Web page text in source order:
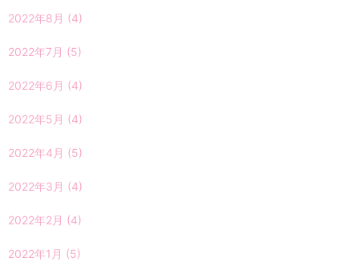
2022年8月 (4)
2022年7月 (5)
2022年6月 (4)
2022年5月 (4)
2022年4月 (5)
2022年3月 (4)
2022年2月 (4)
2022年1月 (5)